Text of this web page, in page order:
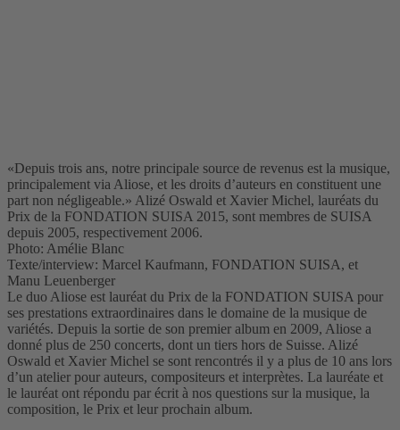
«Depuis trois ans, notre principale source de revenus est la musique,
principalement via Aliose, et les droits d’auteurs en constituent une
part non négligeable.» Alizé Oswald et Xavier Michel, lauréats du
Prix de la FONDATION SUISA 2015, sont membres de SUISA
depuis 2005, respectivement 2006.
Photo: Amélie Blanc
Texte/interview: Marcel Kaufmann, FONDATION SUISA, et
Manu Leuenberger
Le duo Aliose est lauréat du Prix de la FONDATION SUISA pour
ses prestations extraordinaires dans le domaine de la musique de
variétés. Depuis la sortie de son premier album en 2009, Aliose a
donné plus de 250 concerts, dont un tiers hors de Suisse. Alizé
Oswald et Xavier Michel se sont rencontrés il y a plus de 10 ans lors
d’un atelier pour auteurs, compositeurs et interprètes. La lauréate et
le lauréat ont répondu par écrit à nos questions sur la musique, la
composition, le Prix et leur prochain album.